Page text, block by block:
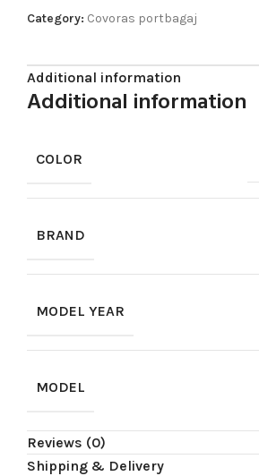
Category: Covoras portbagaj
Additional information
Additional information
COLOR
BRAND
MODEL YEAR
MODEL
Reviews (0)
Shipping & Delivery